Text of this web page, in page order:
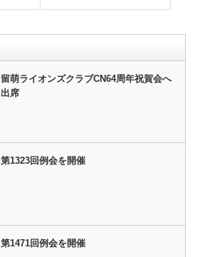
留萌ライオンズクラブCN64周年祝賀会へ
出席
第1323回例会を開催
第1471回例会を開催